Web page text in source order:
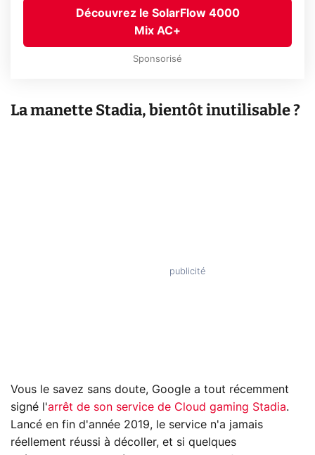
Découvrez le SolarFlow 4000
Mix AC+
Sponsorisé
La manette Stadia, bientôt inutilisable ?
Vous le savez sans doute, Google a tout récemment
signé l'arrêt de son service de Cloud gaming Stadia.
Lancé en fin d'année 2019, le service n'a jamais
réellement réussi à décoller, et si quelques